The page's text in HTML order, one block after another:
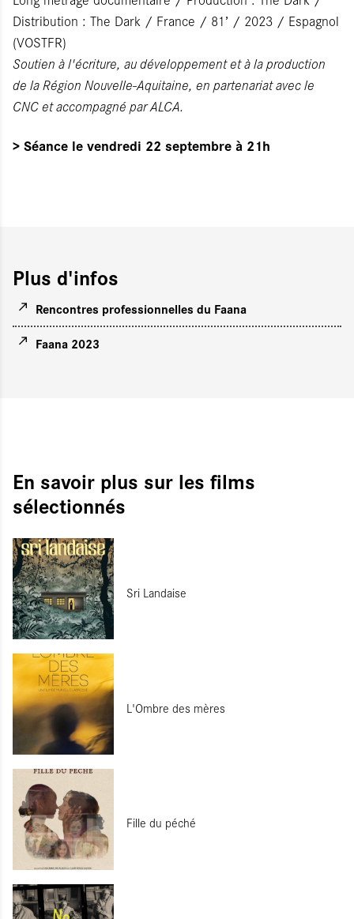
Distribution : The Dark / France / 81’ / 2023 / Espagnol
(VOSTFR)
Soutien à l'écriture, au développement et à la production
de la Région Nouvelle-Aquitaine, en partenariat avec le
CNC et accompagné par ALCA.
> Séance le vendredi 22 septembre à 21h
Plus d'infos
Rencontres professionnelles du Faana
Faana 2023
En savoir plus sur les films
sélectionnés
Sri Landaise
L'Ombre des mères
Fille du péché